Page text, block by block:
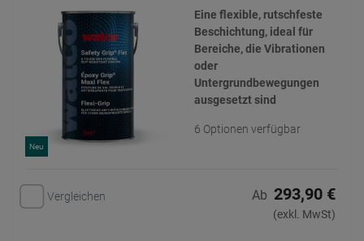
Neu
Eine flexible, rutschfeste
Beschichtung, ideal für
Bereiche, die Vibrationen
oder
Untergrundbewegungen
ausgesetzt sind
6 Optionen verfügbar
Vergleichen Ab 293,90 €
(exkl. MwSt)